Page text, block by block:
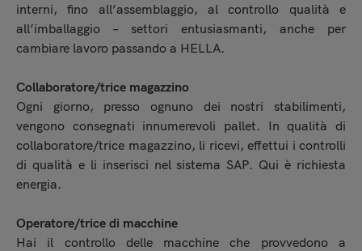
interni, fino all’assemblaggio, al controllo qualità e
all’imballaggio – settori entusiasmanti, anche per
cambiare lavoro passando a HELLA.
Collaboratore/trice magazzino
Ogni giorno, presso ognuno dei nostri stabilimenti,
vengono consegnati innumerevoli pallet. In qualità di
collaboratore/trice magazzino, li ricevi, effettui i controlli
di qualità e li inserisci nel sistema SAP. Qui è richiesta
energia.
Operatore/trice di macchine
Hai il controllo delle macchine che provvedono a